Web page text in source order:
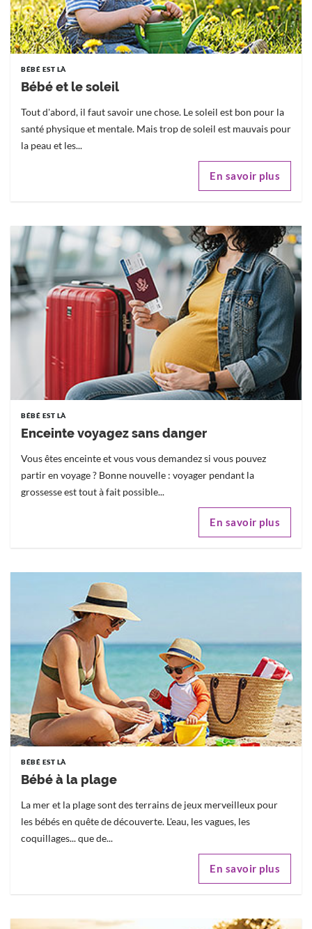
BÉBÉ EST LÀ
Bébé et le soleil
Tout d'abord, il faut savoir une chose. Le soleil est bon pour la
santé physique et mentale. Mais trop de soleil est mauvais pour
la peau et les...
En savoir plus
BÉBÉ EST LÀ
Enceinte voyagez sans danger
Vous êtes enceinte et vous vous demandez si vous pouvez
partir en voyage ? Bonne nouvelle : voyager pendant la
grossesse est tout à fait possible...
En savoir plus
BÉBÉ EST LÀ
Bébé à la plage
La mer et la plage sont des terrains de jeux merveilleux pour
les bébés en quête de découverte. L'eau, les vagues, les
coquillages... que de...
En savoir plus